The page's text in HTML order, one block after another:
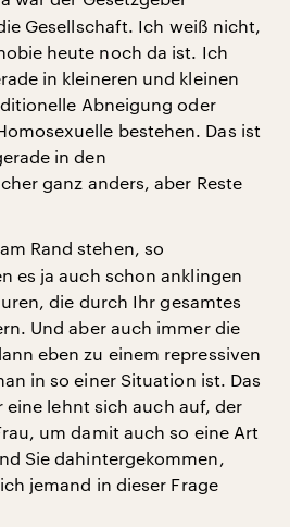
Gesellschaft. Ich weiß nicht,
heute noch da ist. Ich
in kleineren und kleinen
Abneigung oder
bestehen. Das ist
in den
ganz anders, aber Reste
Rand stehen, so
es ja auch schon anklingen
die durch Ihr gesamtes
Und aber auch immer die
eben zu einem repressiven
in so einer Situation ist. Das
eine lehnt sich auch auf, der
um damit auch so eine Art
Sie dahintergekommen,
jemand in dieser Frage